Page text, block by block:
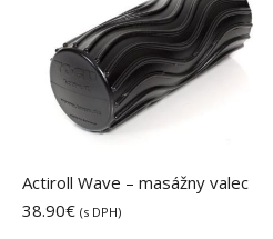
Actiroll Wave – masážny valec
38.90€ (s DPH)